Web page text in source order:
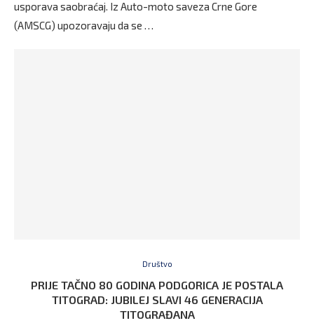
usporava saobraćaj. Iz Auto-moto saveza Crne Gore
(AMSCG) upozoravaju da se …
Društvo
PRIJE TAČNO 80 GODINA PODGORICA JE POSTALA
TITOGRAD: JUBILEJ SLAVI 46 GENERACIJA
TITOGRAĐANA